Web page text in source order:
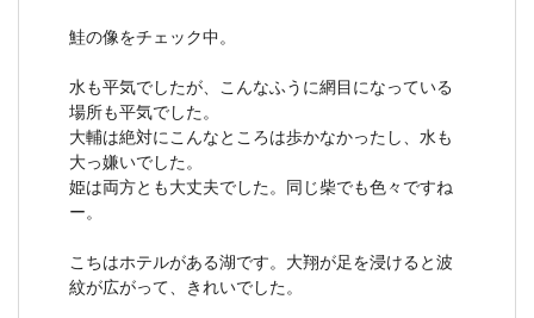
鮭の像をチェック中。
水も平気でしたが、こんなふうに網目になっている
場所も平気でした。
大輔は絶対にこんなところは歩かなかったし、水も
大っ嫌いでした。
姫は両方とも大丈夫でした。同じ柴でも色々ですね
ー。
こちはホテルがある湖です。大翔が足を浸けると波
紋が広がって、きれいでした。